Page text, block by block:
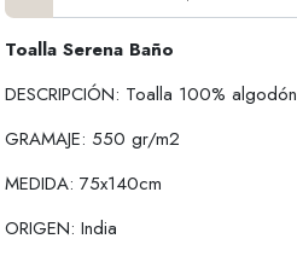
Toalla Serena Baño
DESCRIPCIÓN: Toalla 100% algodón
GRAMAJE: 550 gr/m2
MEDIDA: 75x140cm
ORIGEN: India